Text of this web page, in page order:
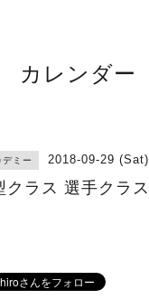
カレンダー
ミー 2018-09-29
クラス 選手クラ